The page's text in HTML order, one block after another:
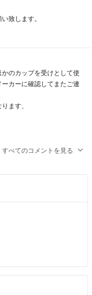
致します。
のカップを受けとして使
カーに確認してまたご連
ます、
うことはできるのでしょ
すべてのコメントを見る